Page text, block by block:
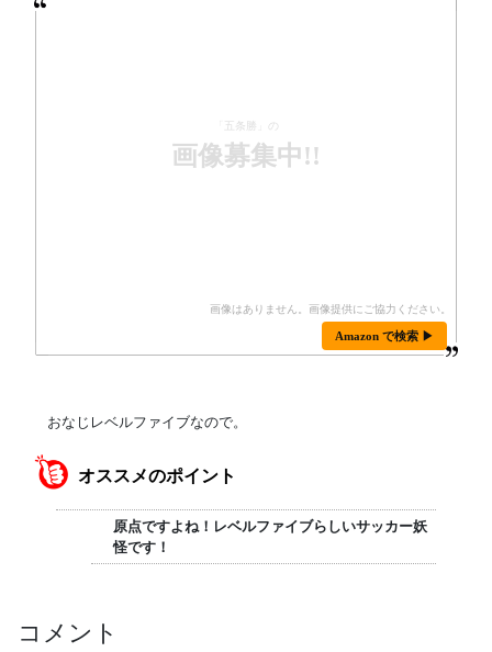
「五条勝」の
画像募集中!!
Amazon で検索 ▶
おなじレベルファイブなので。
オススメのポイント
原点ですよね！レベルファイブらしいサッカー妖
怪です！
コメント